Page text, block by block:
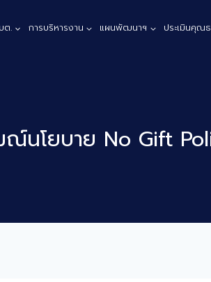
ต. การบริหารงาน แผนพัฒนาฯ ประเมินคุณ
ณ์นโยบาย No Gift